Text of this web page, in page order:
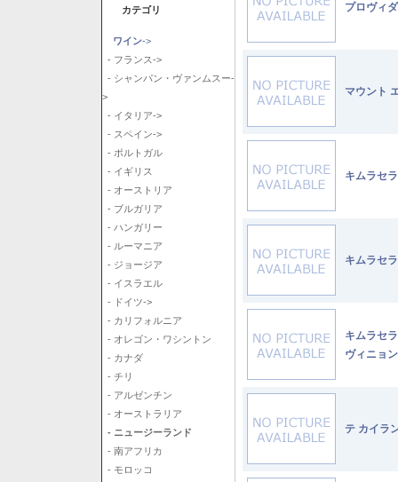
カテゴリ
ワイン->
- フランス->
- シャンパン・ヴァンムスー-
>
- イタリア->
- スペイン->
- ポルトガル
- イギリス
- オーストリア
- ブルガリア
- ハンガリー
- ルーマニア
- ジョージア
- イスラエル
- ドイツ->
- カリフォルニア
- オレゴン・ワシントン
- カナダ
- チリ
- アルゼンチン
- オーストラリア
- ニュージーランド
- 南アフリカ
- モロッコ
プロヴィ
マウント
キムラセ
キムラセ
キムラセ
ヴィニョ
テ カイ